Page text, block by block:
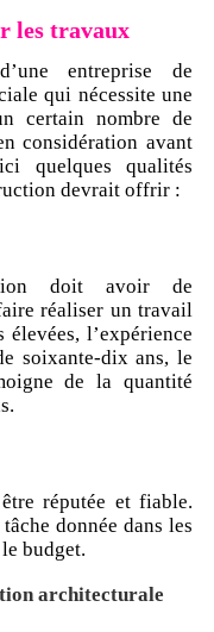
les travaux
entreprise de
qui nécessite une
certain nombre de
considération avant
quelques qualités
devrait offrir :
doit avoir de
réaliser un travail
l’expérience
soixante-dix ans, le
de la quantité
réputée et fiable.
donnée dans les
budget.
architecturale